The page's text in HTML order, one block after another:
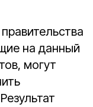
на данный
могут